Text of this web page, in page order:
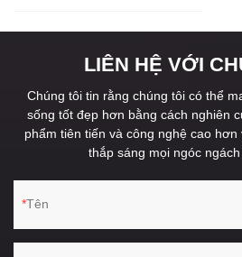
LIÊN HỆ VỚI
Chúng tôi tin rằng chúng tôi có thể
sống tốt đẹp hơn bằng cách nghiên
phẩm tiên tiến và công nghệ cao hơn
thắp sáng mọi ngóc
Tên